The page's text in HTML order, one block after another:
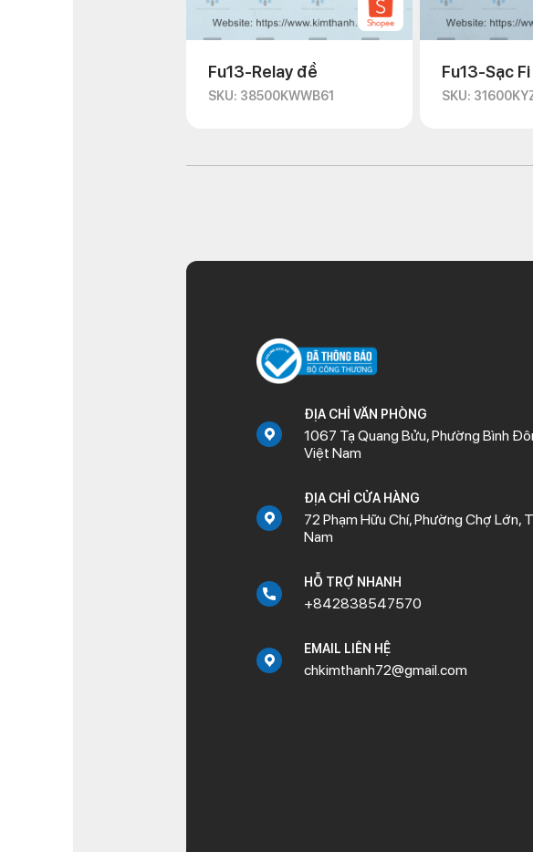
Fu13-Relay đề
SKU: 38500KWWB61
Fu13-Sạc Fi
SKU:
ĐỊA CHỈ VĂN PHÒNG
1067 Tạ Quang Bửu, Phường Bình
Việt Nam
ĐỊA CHỈ CỬA HÀNG
72 Phạm Hữu Chí, Phường Chợ Lớn,
Nam
HỖ TRỢ NHANH
+842838547570
EMAIL LIÊN HỆ
chkimthanh72@gmail.com